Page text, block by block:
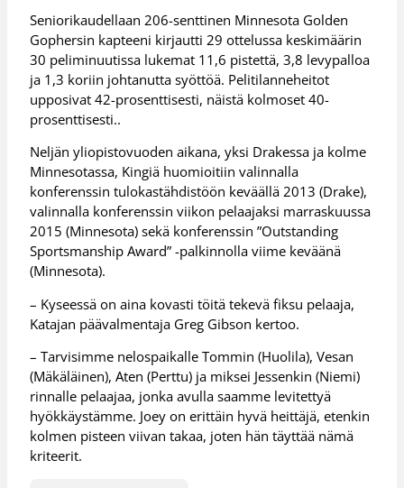
Seniorikaudellaan 206-senttinen Minnesota Golden
Gophersin kapteeni kirjautti 29 ottelussa keskimäärin
30 peliminuutissa lukemat 11,6 pistettä, 3,8 levypalloa
ja 1,3 koriin johtanutta syöttöä. Pelitilanneheitot
upposivat 42-prosenttisesti, näistä kolmoset 40-
prosenttisesti..
Neljän yliopistovuoden aikana, yksi Drakessa ja kolme
Minnesotassa, Kingiä huomioitiin valinnalla
konferenssin tulokastähdistöön keväällä 2013 (Drake),
valinnalla konferenssin viikon pelaajaksi marraskuussa
2015 (Minnesota) sekä konferenssin ”Outstanding
Sportsmanship Award” -palkinnolla viime keväänä
(Minnesota).
– Kyseessä on aina kovasti töitä tekevä fiksu pelaaja,
Katajan päävalmentaja Greg Gibson kertoo.
– Tarvisimme nelospaikalle Tommin (Huolila), Vesan
(Mäkäläinen), Aten (Perttu) ja miksei Jessenkin (Niemi)
rinnalle pelaajaa, jonka avulla saamme levitettyä
hyökkäystämme. Joey on erittäin hyvä heittäjä, etenkin
kolmen pisteen viivan takaa, joten hän täyttää nämä
kriteerit.